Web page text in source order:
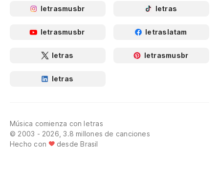
letrasmusbr letras
letrasmusbr letraslatam
letras letrasmusbr
letras
Música comienza con letras
© 2003 - 2026, 3.8 millones de canciones
Hecho con
desde Brasil